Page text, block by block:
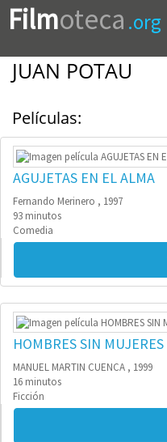
Filmoteca .org
JUAN POTAU
Películas:
AGUJETAS EN EL ALMA
Fernando Merinero , 1997
93 minutos
Comedia
HOMBRES SIN MUJERES
MANUEL MARTIN CUENCA , 1999
16 minutos
Ficción